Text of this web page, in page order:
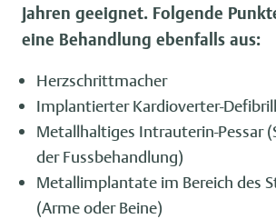
Jahren geeignet. Folgende
eine Behandlung ebenfalls aus:
Herzschrittmacher
Implantierter Kardioverter-
Metallhaltiges Intrauterin-Pessar
der Fussbehandlung)
Metallimplantate im Bereich des
(Arme oder Beine)